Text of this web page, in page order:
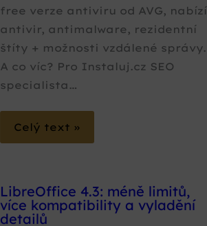
free verze antiviru od AVG, nabízí
antivir, antimalware, rezidentní
štíty + možnosti vzdálené správy.
A co víc? Pro Instaluj.cz SEO
specialista…
Celý text »
LibreOffice 4.3: méně limitů,
více kompatibility a vyladění
detailů